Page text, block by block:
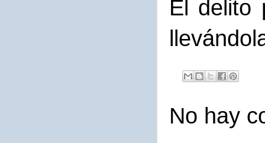
El delito
No hay